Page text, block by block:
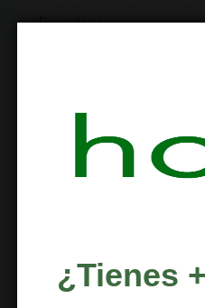
Dispositivos
Institutos
¿Tienes